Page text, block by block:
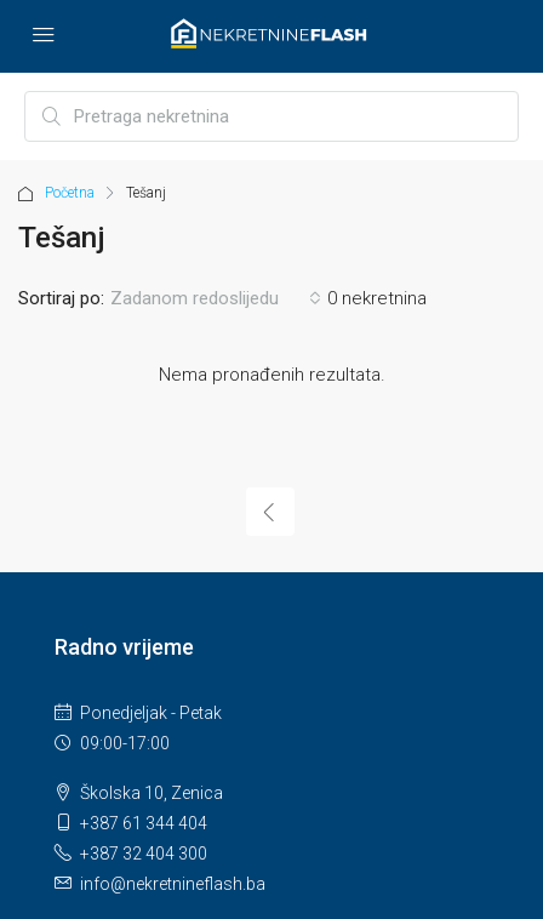
Početna Tešanj
Tešanj
0 nekretnina
Sortiraj po: Zadanom redoslijedu
Nema pronađenih rezultata.
Radno vrijeme
Ponedjeljak - Petak
09:00-17:00
Školska 10, Zenica
+387 61 344 404
+387 32 404 300
info@nekretnineflash.ba